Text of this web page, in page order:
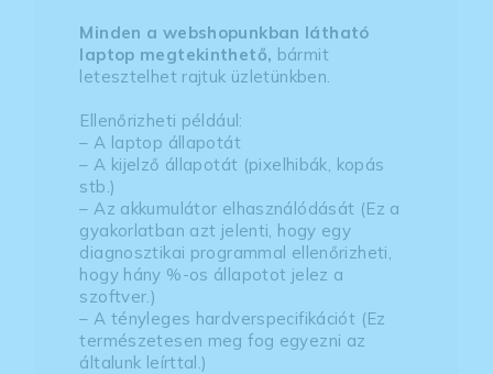
Minden a webshopunkban látható
laptop megtekinthető, bármit
letesztelhet rajtuk üzletünkben.
Ellenőrizheti például:
– A laptop állapotát
– A kijelző állapotát (pixelhibák, kopás
stb.)
– Az akkumulátor elhasználódását (Ez a
gyakorlatban azt jelenti, hogy egy
diagnosztikai programmal ellenőrizheti,
hogy hány %-os állapotot jelez a
szoftver.)
– A tényleges hardverspecifikációt (Ez
természetesen meg fog egyezni az
általunk leírttal.)